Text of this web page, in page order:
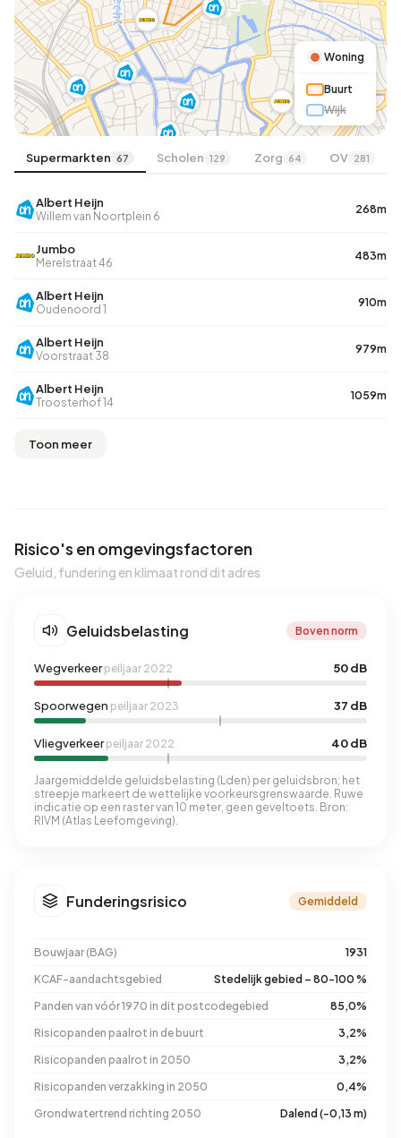
Woning
Buurt
Wijk
Supermarkten 67 Scholen 129 Zorg 64 OV 281
Albert Heijn
Willem van Noortplein 6
268m
Jumbo
Merelstraat 46
483m
Albert Heijn
Oudenoord 1
910m
Albert Heijn
Voorstraat 38
979m
Albert Heijn
Troosterhof 14
1059m
Toon meer
Risico's en omgevingsfactoren
Geluid, fundering en klimaat rond dit adres
Geluidsbelasting Boven norm
Wegverkeerpeiljaar 2022 50 dB
Spoorwegen peiljaar 2023 37 dB
Vliegverkeerpeiljaar 2022 40 dB
Jaargemiddelde geluidsbelasting (Lden) per geluidsbron; het
streepje markeert de wettelijke voorkeursgrenswaarde. Ruwe
indicatie op een raster van 10 meter, geen geveltoets. Bron:
RIVM (Atlas Leefomgeving).
Funderingsrisico Gemiddeld
Bouwjaar (BAG)
1931
KCAF-aandachtsgebied
Stedelijk gebied – 80-100 %
Panden van vóór 1970 in dit postcodegebied
85,0%
Risicopanden paalrot in de buurt
3,2%
Risicopanden paalrot in 2050
3,2%
Risicopanden verzakking in 2050
0,4%
Grondwatertrend richting 2050
Dalend (-0,13 m)